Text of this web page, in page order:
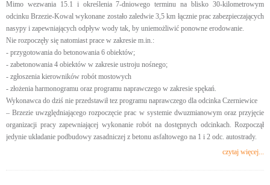
Mimo wezwania 15.1 i określenia 7-dniowego terminu na blisko 30-kilometrowym
odcinku Brzezie-Kowal wykonane zostało zaledwie 3,5 km łącznie prac zabezpieczających
nasypy i zapewniających odpływ wody tak, by uniemożliwić ponowne erodowanie.
Nie rozpoczęły się natomiast prace w zakresie m.in.:
- przygotowania do betonowania 6 obiektów;
- zabetonowania 4 obiektów w zakresie ustroju nośnego;
- zgłoszenia kierowników robót mostowych
- złożenia harmonogramu oraz programu naprawczego w zakresie spękań.
Wykonawca do dziś nie przedstawił tez programu naprawczego dla odcinka Czerniewice
– Brzezie uwzględniającego rozpoczęcie prac w systemie dwuzmianowym oraz przyjęcie
organizacji pracy zapewniającej wykonanie robót na dostępnych odcinkach. Rozpoczął
jedynie układanie podbudowy zasadniczej z betonu asfaltowego na 1 i 2 odc. autostrady.
czytaj więcej...